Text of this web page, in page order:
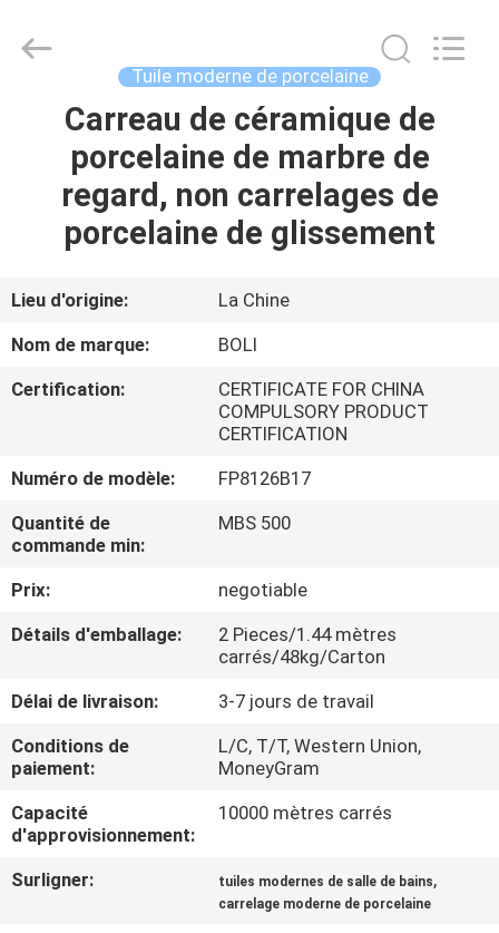
MAISON
VIDÉOS
À
DE
NOUS
VISITE
DE
CONTRÔLE
DE
LA
QUALITÉ
CERAMICS
Tuile moderne de porcelaine
Carreau de céramique de
porcelaine de marbre de
regard, non carrelages de
porcelaine de glissement
Lieu d'origine:
La Chine
Nom de marque:
BOLI
Certification:
CERTIFICATE FOR CHINA
COMPULSORY PRODUCT
CERTIFICATION
Numéro de modèle:
FP8126B17
Quantité de
commande min:
MBS 500
Prix:
negotiable
Détails d'emballage:
2 Pieces/1.44 mètres
carrés/48kg/Carton
Délai de livraison:
3-7 jours de travail
Conditions de
paiement:
L/C, T/T, Western Union,
MoneyGram
Capacité
d'approvisionnement:
10000 mètres carrés
Surligner: tuiles modernes de salle de bains,
carrelage moderne de porcelaine